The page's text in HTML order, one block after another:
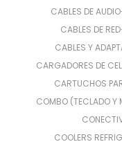
CABLES DE
CABLES DE
CABLES Y
CARGADORES DE
CARTUCHOS
COMBO (TECLADO Y
COOLERS